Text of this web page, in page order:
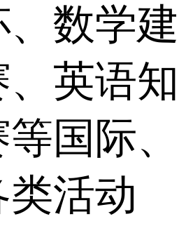
数学建
英语知
国际、
类活动